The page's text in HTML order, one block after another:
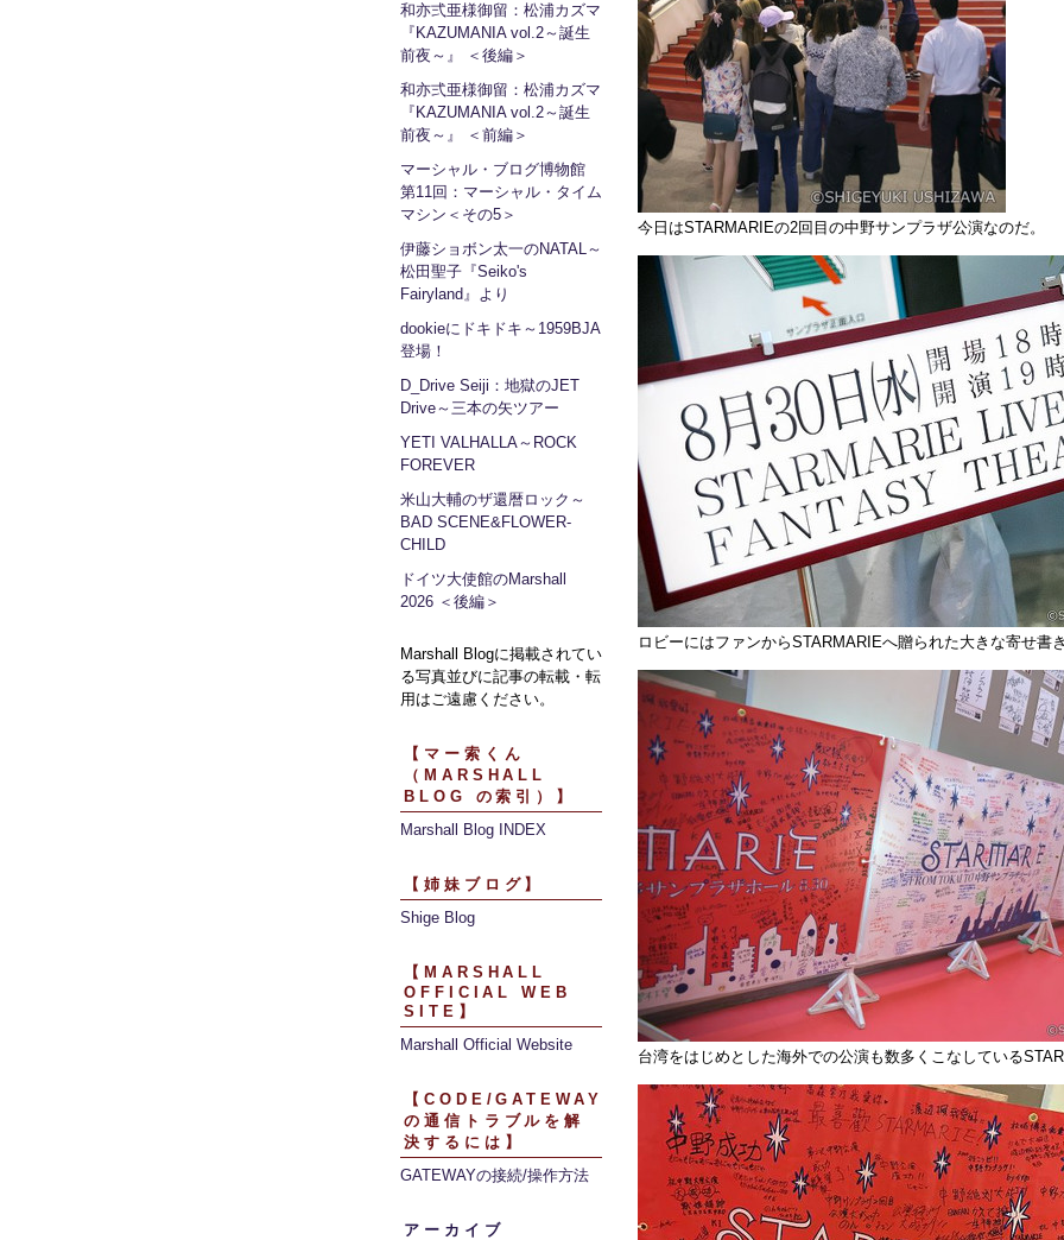
和亦弍亜様御留：松浦カズマ
『KAZUMANIA vol.2～誕生
前夜～』 ＜後編＞
和亦弍亜様御留：松浦カズマ
『KAZUMANIA vol.2～誕生
前夜～』 ＜前編＞
マーシャル・ブログ博物館
第11回：マーシャル・タイム
マシン＜その5＞
伊藤ショボン太一のNATAL～
松田聖子『Seiko's
Fairyland』より
dookieにドキドキ～1959BJA
登場！
D_Drive Seiji：地獄のJET
Drive～三本の矢ツアー
YETI VALHALLA～ROCK
FOREVER
米山大輔のザ還暦ロック～
BAD SCENE&FLOWER-
CHILD
ドイツ大使館のMarshall
2026 ＜後編＞
Marshall Blogに掲載されてい
る写真並びに記事の転載・転
用はご遠慮ください。
【マー索くん
（MARSHALL
BLOG の索引）】
Marshall Blog INDEX
【姉妹ブログ】
Shige Blog
【MARSHALL
OFFICIAL WEB
SITE】
Marshall Official Website
【CODE/GATEWAY
の通信トラブルを解
決するには】
GATEWAYの接続/操作方法
アーカイブ
今日はSTARMARIEの2回目の中野サンプラザ公演なのだ。
ロビーにはファンからSTARMARIEへ贈られた大きな寄せ書
台湾をはじめとした海外での公演も数多くこなしている